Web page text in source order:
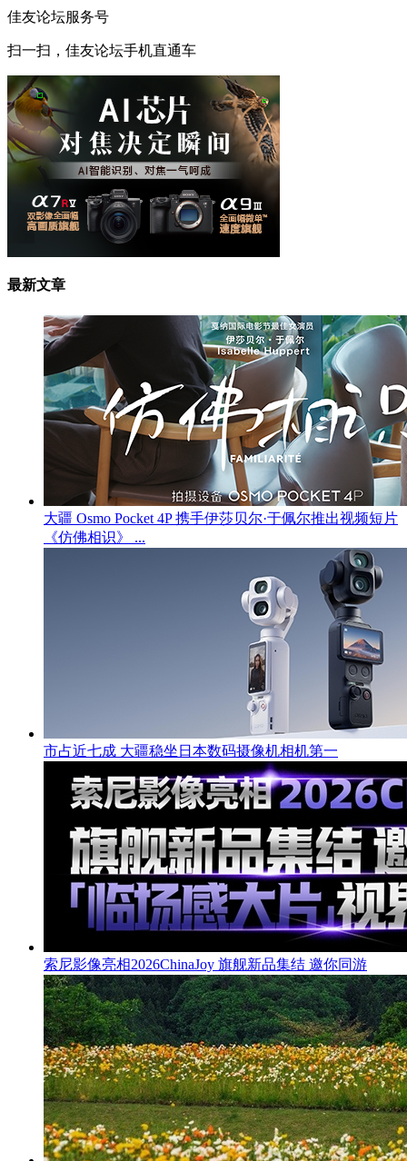
佳友论坛服务号
扫一扫，佳友论坛手机直通车
最新文章
大疆 Osmo Pocket 4P 携手伊莎贝尔·于佩尔推出视频短片
《仿佛相识》 ...
市占近七成 大疆稳坐日本数码摄像机相机第一
索尼影像亮相2026ChinaJoy 旗舰新品集结 邀你同游